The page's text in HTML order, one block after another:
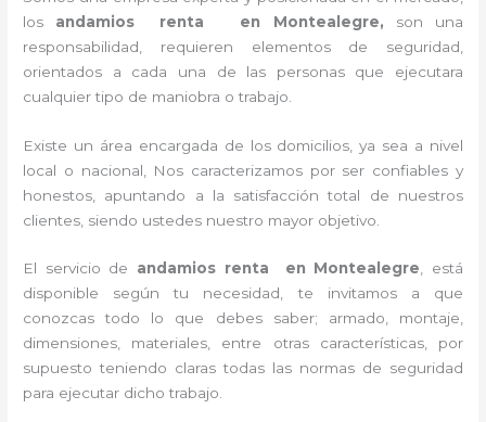
los andamios renta en Montealegre, son una
responsabilidad, requieren elementos de seguridad,
orientados a cada una de las personas que ejecutara
cualquier tipo de maniobra o trabajo.
Existe un área encargada de los domicilios, ya sea a nivel
local o nacional, Nos caracterizamos por ser confiables y
honestos, apuntando a la satisfacción total de nuestros
clientes, siendo ustedes nuestro mayor objetivo.
El servicio de andamios renta en Montealegre, está
disponible según tu necesidad, te invitamos a que
conozcas todo lo que debes saber; armado, montaje,
dimensiones, materiales, entre otras características, por
supuesto teniendo claras todas las normas de seguridad
para ejecutar dicho trabajo.